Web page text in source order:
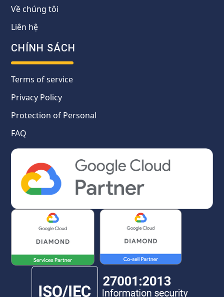
Về chúng tôi
Liên hệ
CHÍNH SÁCH
Terms of service
Privacy Policy
Protection of Personal
FAQ